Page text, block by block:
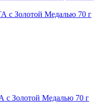
Золотой Медалью 70 г